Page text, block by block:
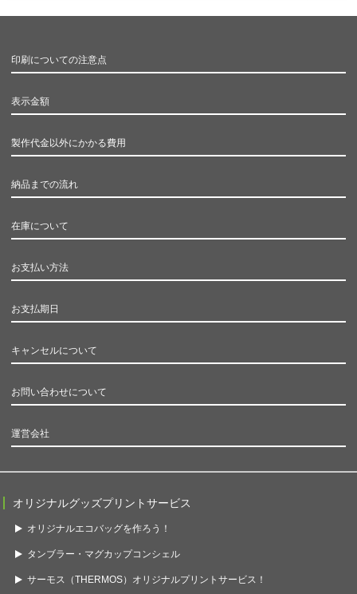
印刷についての注意点
表示金額
製作代金以外にかかる費用
納品までの流れ
在庫について
お支払い方法
お支払期日
キャンセルについて
お問い合わせについて
運営会社
オリジナルグッズプリントサービス
オリジナルエコバッグを作ろう！
タンブラー・マグカップコンシェル
サーモス（THERMOS）オリジナルプリントサービス！